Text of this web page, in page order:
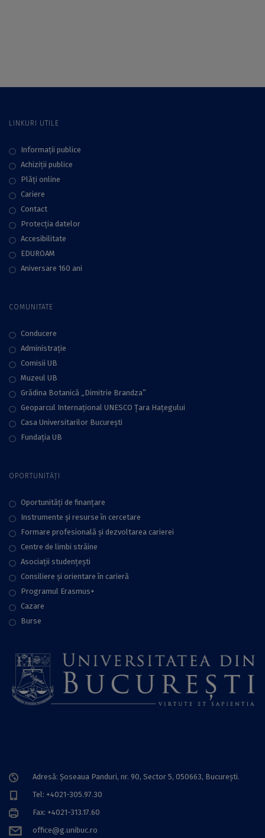
colaborare cu
Europe in a
LINKURI UTILE
Informații publice
Achiziții publice
Plăţi online
Cariere
Contact
Protecţia datelor
Accesibilitate
EDUROAM
Aniversare 160 ani
COMUNITATE
Conducere
Administraţie
Comisii UB
Muzeul UB
Grădina Botanică „Dimitrie Brandza”
Geoparcul Internațional UNESCO Țara Hațegului
Casa Universitarilor București
Fundaţia UB
OPORTUNITĂȚI
Oportunități de finanțare
Instrumente și resurse în cercetare
Formare profesională și dezvoltarea carierei
Centre de limbi străine
Asociații studențești
Consiliere şi orientare în carieră
Programul Erasmus+
Cazare
Burse
Adresă: Șoseaua Panduri, nr. 90, Sector 5, 050663, Bucureşti.
Tel: +4021-305.97.30
Fax: +4021-313.17.60
office@g.unibuc.ro